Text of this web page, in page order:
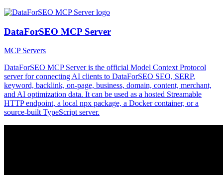
DataForSEO MCP Server
MCP Servers
DataForSEO MCP Server is the official Model Context Protocol
server for connecting AI clients to DataForSEO SEO, SERP,
keyword, backlink, on-page, business, domain, content, merchant,
and AI optimization data. It can be used as a hosted Streamable
HTTP endpoint, a local npx package, a Docker container, or a
source-built TypeScript server.